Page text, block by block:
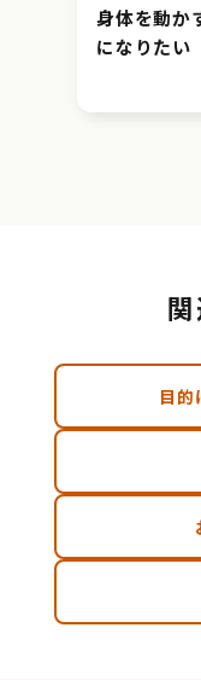
身体を動か
になりたい
目